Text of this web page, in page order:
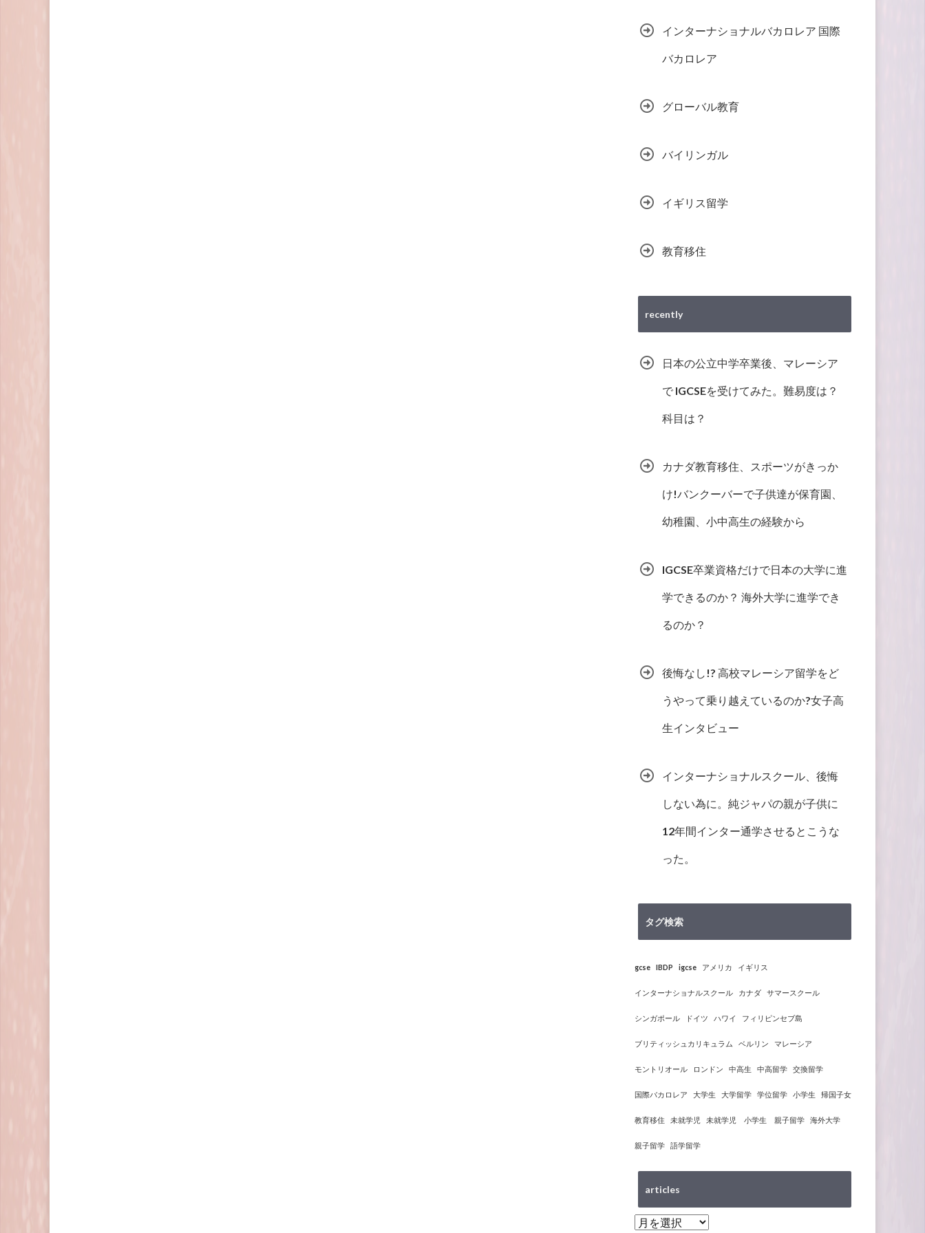
インターナショナルバカロレア 国際
バカロレア
グローバル教育
バイリンガル
イギリス留学
教育移住
recently
日本の公立中学卒業後、マレーシア
で IGCSEを受けてみた。難易度は？
科目は？
カナダ教育移住、スポーツがきっか
け!バンクーバーで子供達が保育園、
幼稚園、小中高生の経験から
IGCSE卒業資格だけで日本の大学に進
学できるのか？ 海外大学に進学でき
るのか？
後悔なし!? 高校マレーシア留学をど
うやって乗り越えているのか?女子高
生インタビュー
インターナショナルスクール、後悔
しない為に。純ジャパの親が子供に
12年間インター通学させるとこうな
った。
タグ検索
gcse IBDP igcse アメリカ イギリス
インターナショナルスクール カナダ サマースクール
シンガポール ドイツ ハワイ フィリピンセブ島
ブリティッシュカリキュラム ベルリン マレーシア
モントリオール ロンドン 中高生 中高留学 交換留学
国際バカロレア 大学生 大学留学 学位留学 小学生 帰国子女
教育移住 未就学児 未就学児 小学生 親子留学 海外大学
親子留学 語学留学
articles
articles